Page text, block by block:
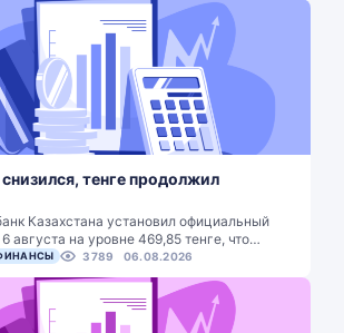
тенге продолжил
Казахстана установил официальный
августа на уровне 469,85 тенге, что…
3789 06.08.2026